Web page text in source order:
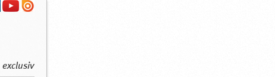
exclusiv